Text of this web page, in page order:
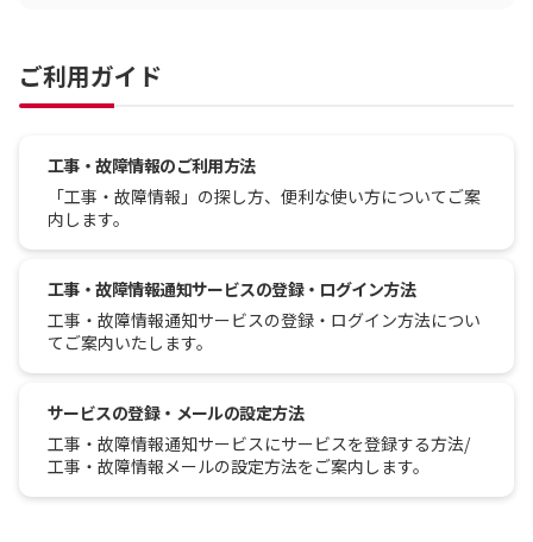
ご利用ガイド
工事・故障情報のご利用方法
「工事・故障情報」の探し方、便利な使い方についてご案
内します。
工事・故障情報通知サービスの登録・ログイン方法
工事・故障情報通知サービスの登録・ログイン方法につい
てご案内いたします。
サービスの登録・メールの設定方法
工事・故障情報通知サービスにサービスを登録する方法/
工事・故障情報メールの設定方法をご案内します。